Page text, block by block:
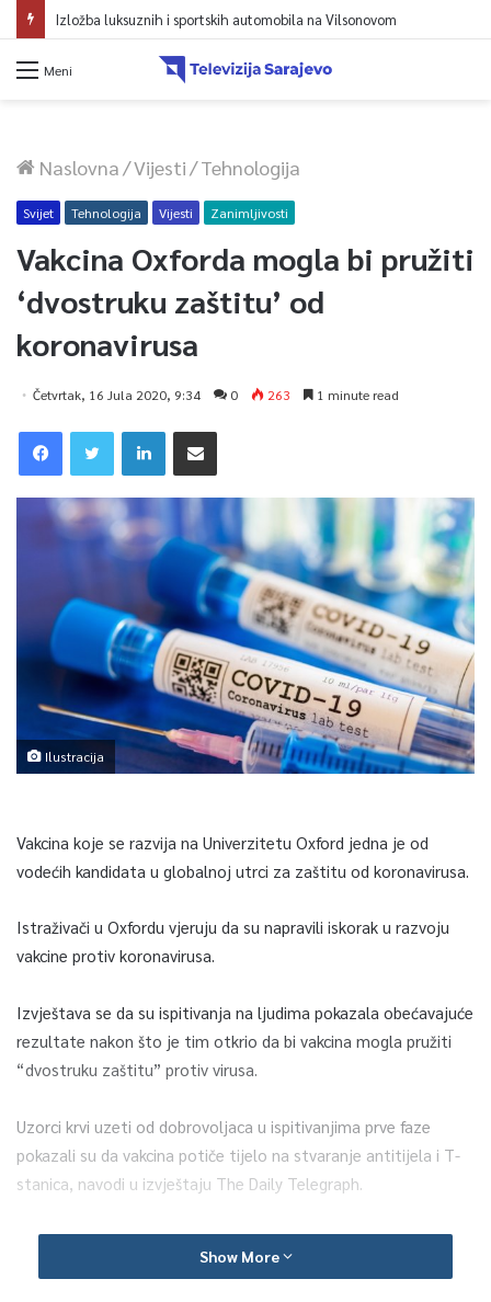
Izložba luksuznih i sportskih automobila na Vilsonovom
Meni
Naslovna/Vijesti/Tehnologija
Svijet Tehnologija Vijesti Zanimljivosti
Vakcina Oxforda mogla bi pružiti
‘dvostruku zaštitu’ od
koronavirusa
Četvrtak, 16 Jula 2020, 9:34 0 263 1 minute read
Ilustracija
Vakcina koje se razvija na Univerzitetu Oxford jedna je od
vodećih kandidata u globalnoj utrci za zaštitu od koronavirusa.
Istraživači u Oxfordu vjeruju da su napravili iskorak u razvoju
vakcine protiv koronavirusa.
Izvještava se da su ispitivanja na ljudima pokazala obećavajuće
rezultate nakon što je tim otkrio da bi vakcina mogla pružiti
“dvostruku zaštitu” protiv virusa.
Uzorci krvi uzeti od dobrovoljaca u ispitivanjima prve faze
pokazali su da vakcina potiče tijelo na stvaranje antitijela i T-
stanica, navodi u izvještaju The Daily Telegraph.
T-stanice igraju središnju ulogu u imunološkom odgovoru tijela.
Show More